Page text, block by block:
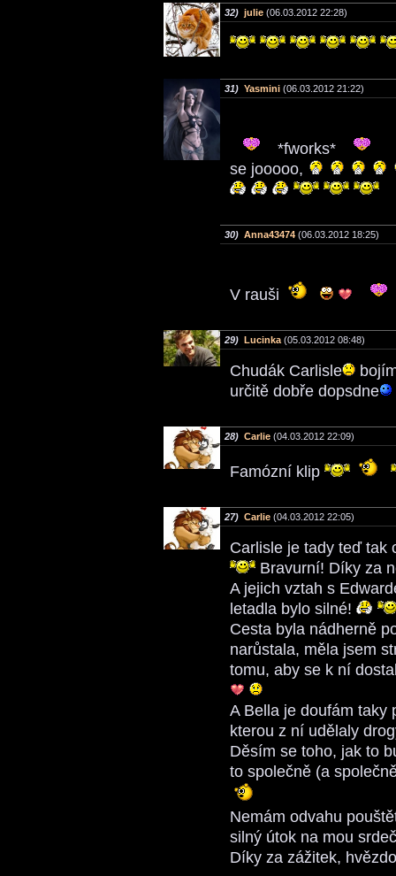
32) julie (06.03.2012 22:28)
31) Yasmini (06.03.2012 21:22)
*fworks*
se jooooo,
30) Anna43474 (06.03.2012 18:25)
V rauši
29) Lucinka (05.03.2012 08:48)
Chudák Carlisle
určitě dobře dopsdne
28) Carlie (04.03.2012 22:09)
Famózní klip
27) Carlie (04.03.2012 22:05)
Carlisle je tady teď tak
Bravurní! Díky za
A jejich vztah s
letadla bylo silné!
Cesta byla nádherně
narůstala, měla jsem
tomu, aby se k ní
A Bella je doufám taky
kterou z ní udělaly
Děsím se toho, jak to
to společně (a
Nemám odvahu
silný útok na mou
Díky za zážitek,